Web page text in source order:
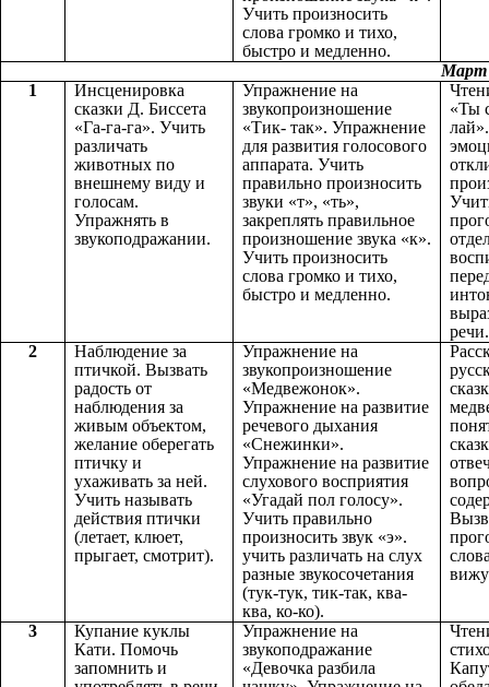
Учить произносить
слова громко и тихо,
быстро и медленно.
Март
1
Инсценировка
сказки Д. Биссета
«Га-га-га». Учить
различать
животных по
внешнему виду и
голосам.
Упражнять в
звукоподражании.
Упражнение на
звукопроизношение
«Тик- так». Упражнение
для развития голосового
аппарата. Учить
правильно произносить
звуки «т», «ть»,
закреплять правильное
произношение звука «к».
Учить произносить
слова громко и тихо,
быстро и медленно.
«Ты
речи.
2
Наблюдение за
птичкой. Вызвать
радость от
наблюдения за
живым объектом,
желание оберегать
птичку и
ухаживать за ней.
Учить называть
действия птички
(летает, клюет,
прыгает, смотрит).
Упражнение на
звукопроизношение
«Медвежонок».
Упражнение на развитие
речевого дыхания
«Снежинки».
Упражнение на развитие
слухового восприятия
«Угадай пол голосу».
Учить правильно
произносить звук «э».
учить различать на слух
разные звукосочетания
(тук-тук, тик-так, ква-
ква, ко-ко).
3
Купание куклы
Кати. Помочь
запомнить и
Упражнение на
звукоподражание
«Девочка разбила